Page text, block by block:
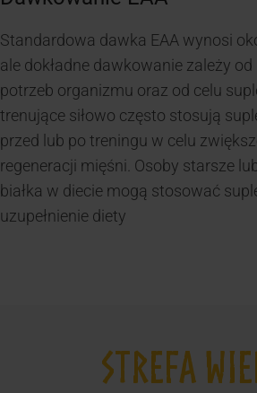
Standardowa dawka EAA wynosi
ale dokładne dawkowanie zależy
potrzeb organizmu oraz od celu
trenujące siłowo często stosują
przed lub po treningu w celu
regeneracji mięśni. Osoby starsze
białka w diecie mogą stosować
uzupełnienie diety
STREFA